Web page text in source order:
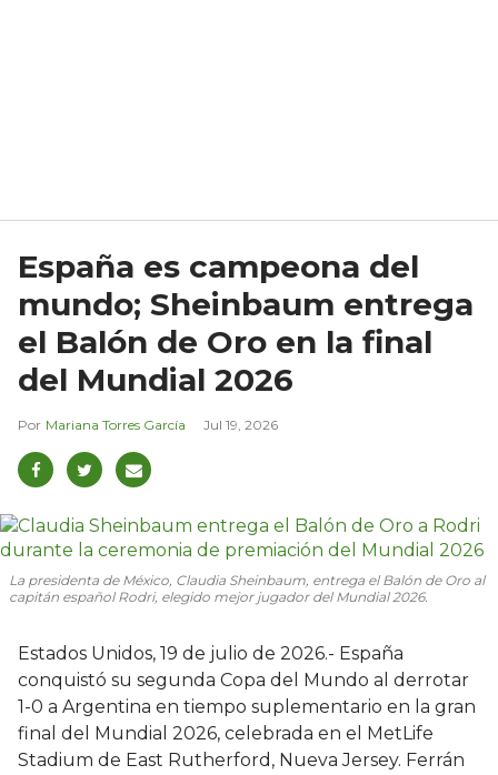
España es campeona del
mundo; Sheinbaum entrega
el Balón de Oro en la final
del Mundial 2026
Mariana Torres García Jul 19, 2026
La presidenta de México, Claudia Sheinbaum, entrega el Balón de Oro al
capitán español Rodri, elegido mejor jugador del Mundial 2026.
Estados Unidos, 19 de julio de 2026.- España
conquistó su segunda Copa del Mundo al derrotar
1-0 a Argentina en tiempo suplementario en la gran
final del Mundial 2026, celebrada en el MetLife
Stadium de East Rutherford, Nueva Jersey. Ferrán